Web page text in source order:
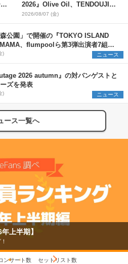
2026』Olive Oil、TENDOUJIら
第11弾出演アーティスト（16組）
を発表
2026/08/07 (金)
公園」で開催の『TOKYO ISLAND
、flumpoolら第3弾出演者7組を
ショップ・アート出展者を募集
) ニュース
2026 autumn』の対バンゲストと
ズを発表
) ニュース
ース一覧へ
上半期】
ンサート数
セットリスト数